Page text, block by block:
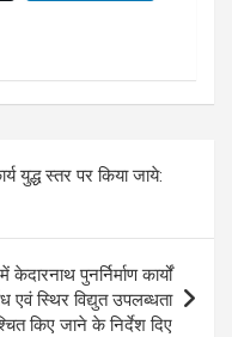
युद्ध स्तर पर किया जाये:
पुनर्निर्माण कार्यों
एवं स्थिर विद्युत उपलब्धता
किए जाने के निर्देश दिए